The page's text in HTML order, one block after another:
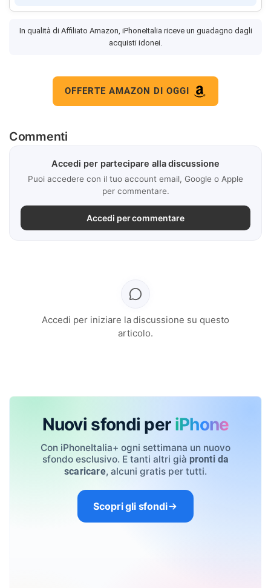
In qualità di Affiliato Amazon, iPhoneItalia riceve un guadagno dagli
acquisti idonei.
OFFERTE AMAZON DI OGGI
Commenti
Accedi per partecipare alla discussione
Puoi accedere con il tuo account email, Google o Apple
per commentare.
Accedi per commentare
Accedi per iniziare la discussione su questo
articolo.
Nuovi sfondi per iPhone
Con iPhoneItalia+ ogni settimana un nuovo
sfondo esclusivo. E tanti altri già pronti da
scaricare, alcuni gratis per tutti.
Scopri gli sfondi